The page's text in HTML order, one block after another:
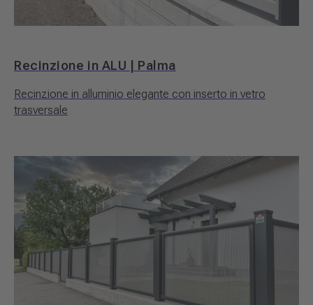
Recinzione in ALU | Palma
Recinzione in alluminio elegante con inserto in vetro
trasversale